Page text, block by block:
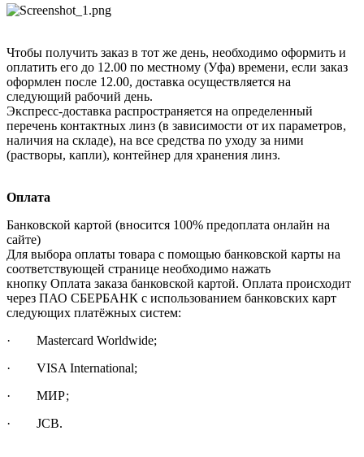
Чтобы получить заказ в тот же день, необходимо оформить и
оплатить его до 12.00 по местному (Уфа) времени, если заказ
оформлен после 12.00, доставка осуществляется на
следующий рабочий день.
Экспресс-доставка распространяется на определенный
перечень контактных линз (в зависимости от их параметров,
наличия на складе), на все средства по уходу за ними
(растворы, капли), контейнер для хранения линз.
Оплата
Банковской картой (вносится 100% предоплата онлайн на
сайте)
Для выбора оплаты товара с помощью банковской карты на
соответствующей странице необходимо нажать
кнопку Оплата заказа банковской картой. Оплата происходит
через ПАО СБЕРБАНК с использованием банковских карт
следующих платёжных систем:
· Mastercard Worldwide;
· VISA International;
· МИР;
· JCB.